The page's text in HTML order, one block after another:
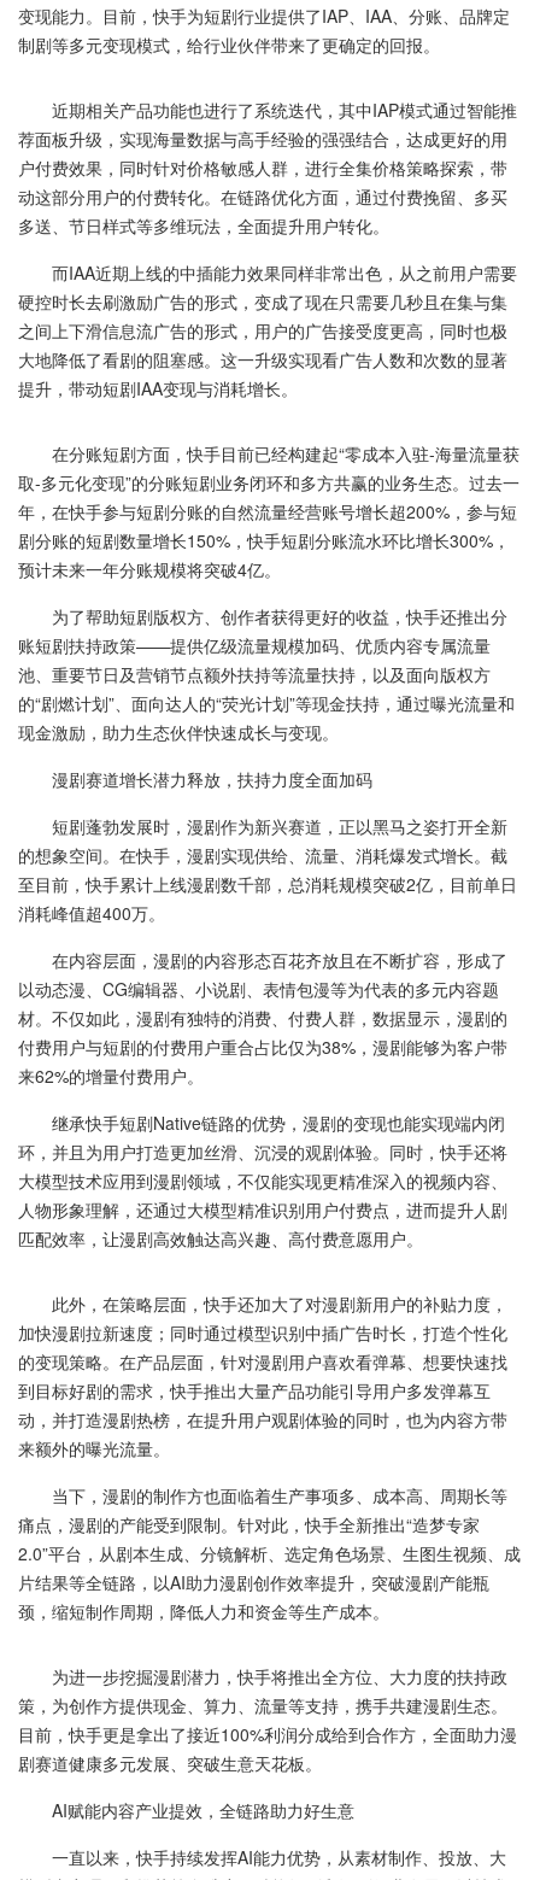
变现能力。目前，快手为短剧行业提供了IAP、IAA、分账、品牌定
制剧等多元变现模式，给行业伙伴带来了更确定的回报。
近期相关产品功能也进行了系统迭代，其中IAP模式通过智能推
荐面板升级，实现海量数据与高手经验的强强结合，达成更好的用
户付费效果，同时针对价格敏感人群，进行全集价格策略探索，带
动这部分用户的付费转化。在链路优化方面，通过付费挽留、多买
多送、节日样式等多维玩法，全面提升用户转化。
而IAA近期上线的中插能力效果同样非常出色，从之前用户需要
硬控时长去刷激励广告的形式，变成了现在只需要几秒且在集与集
之间上下滑信息流广告的形式，用户的广告接受度更高，同时也极
大地降低了看剧的阻塞感。这一升级实现看广告人数和次数的显著
提升，带动短剧IAA变现与消耗增长。
在分账短剧方面，快手目前已经构建起“零成本入驻-海量流量获
取-多元化变现”的分账短剧业务闭环和多方共赢的业务生态。过去一
年，在快手参与短剧分账的自然流量经营账号增长超200%，参与短
剧分账的短剧数量增长150%，快手短剧分账流水环比增长300%，
预计未来一年分账规模将突破4亿。
为了帮助短剧版权方、创作者获得更好的收益，快手还推出分
账短剧扶持政策——提供亿级流量规模加码、优质内容专属流量
池、重要节日及营销节点额外扶持等流量扶持，以及面向版权方
的“剧燃计划”、面向达人的“荧光计划”等现金扶持，通过曝光流量和
现金激励，助力生态伙伴快速成长与变现。
漫剧赛道增长潜力释放，扶持力度全面加码
短剧蓬勃发展时，漫剧作为新兴赛道，正以黑马之姿打开全新
的想象空间。在快手，漫剧实现供给、流量、消耗爆发式增长。截
至目前，快手累计上线漫剧数千部，总消耗规模突破2亿，目前单日
消耗峰值超400万。
在内容层面，漫剧的内容形态百花齐放且在不断扩容，形成了
以动态漫、CG编辑器、小说剧、表情包漫等为代表的多元内容题
材。不仅如此，漫剧有独特的消费、付费人群，数据显示，漫剧的
付费用户与短剧的付费用户重合占比仅为38%，漫剧能够为客户带
来62%的增量付费用户。
继承快手短剧Native链路的优势，漫剧的变现也能实现端内闭
环，并且为用户打造更加丝滑、沉浸的观剧体验。同时，快手还将
大模型技术应用到漫剧领域，不仅能实现更精准深入的视频内容、
人物形象理解，还通过大模型精准识别用户付费点，进而提升人剧
匹配效率，让漫剧高效触达高兴趣、高付费意愿用户。
此外，在策略层面，快手还加大了对漫剧新用户的补贴力度，
加快漫剧拉新速度；同时通过模型识别中插广告时长，打造个性化
的变现策略。在产品层面，针对漫剧用户喜欢看弹幕、想要快速找
到目标好剧的需求，快手推出大量产品功能引导用户多发弹幕互
动，并打造漫剧热榜，在提升用户观剧体验的同时，也为内容方带
来额外的曝光流量。
当下，漫剧的制作方也面临着生产事项多、成本高、周期长等
痛点，漫剧的产能受到限制。针对此，快手全新推出“造梦专家
2.0”平台，从剧本生成、分镜解析、选定角色场景、生图生视频、成
片结果等全链路，以AI助力漫剧创作效率提升，突破漫剧产能瓶
颈，缩短制作周期，降低人力和资金等生产成本。
为进一步挖掘漫剧潜力，快手将推出全方位、大力度的扶持政
策，为创作方提供现金、算力、流量等支持，携手共建漫剧生态。
目前，快手更是拿出了接近100%利润分成给到合作方，全面助力漫
剧赛道健康多元发展、突破生意天花板。
AI赋能内容产业提效，全链路助力好生意
一直以来，快手持续发挥AI能力优势，从素材制作、投放、大